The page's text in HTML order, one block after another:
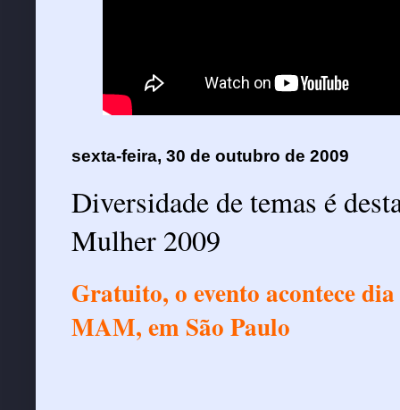
sexta-feira, 30 de outubro de 2009
Diversidade de temas é
Mulher 2009
Gratuito, o evento acontece
MAM, em São Paulo